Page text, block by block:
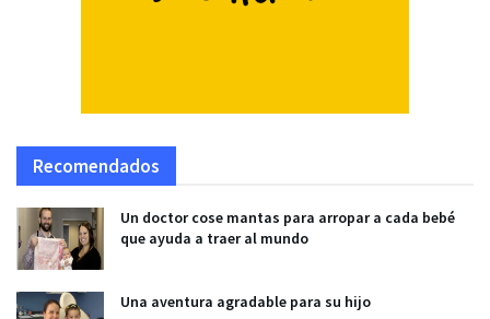
Recomendados
Un doctor cose mantas para arropar a cada bebé
que ayuda a traer al mundo
Una aventura agradable para su hijo